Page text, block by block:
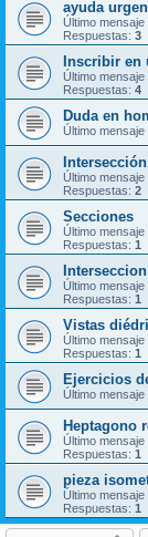
ayuda
Último mensaje
Respuestas: 3
Inscribir en
Último mensaje
Respuestas: 4
Duda en
Último mensaje
Último mensaje
Respuestas: 2
Secciones
Último mensaje
Respuestas: 1
Último mensaje
Respuestas: 1
Vistas
Último mensaje
Respuestas: 1
Ejercicios
Último mensaje
Heptagono
Último mensaje
Respuestas: 1
pieza
Último mensaje
Respuestas: 1